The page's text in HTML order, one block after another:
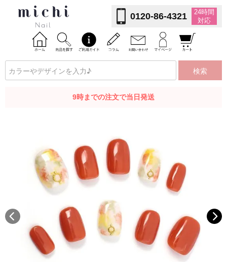
0120-86-4321
24時間
対応
検索
9時までの注文で当日発送